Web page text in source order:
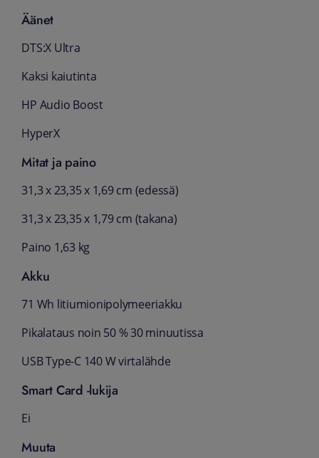
Äänet
DTS:X Ultra
Kaksi kaiutinta
HP Audio Boost
HyperX
Mitat ja paino
31,3 x 23,35 x 1,69 cm (edessä)
31,3 x 23,35 x 1,79 cm (takana)
Paino 1,63 kg
Akku
71 Wh litiumionipolymeeriakku
Pikalataus noin 50 % 30 minuutissa
USB Type-C 140 W virtalähde
Smart Card -lukija
Ei
Muuta